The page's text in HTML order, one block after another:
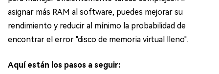
asignar más RAM al software, puedes mejorar su
rendimiento y reducir al mínimo la probabilidad de
encontrar el error "disco de memoria virtual lleno".
Aquí están los pasos a seguir: